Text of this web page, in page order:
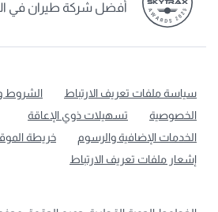
أفضل شركة طيران في
سياسة ملفات تعريف الارتباط
الشروط و
الخصوصية
تسهيلات ذوي الإعاقة
الخدمات الإضافية والرسوم
خريطة
إشعار ملفات تعريف الارتباط